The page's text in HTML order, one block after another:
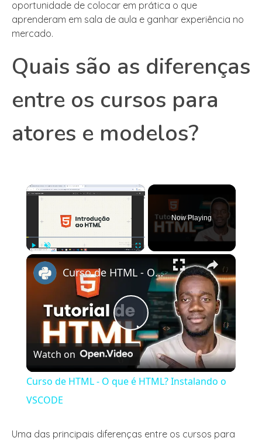
oportunidade de colocar em prática o que
aprenderam em sala de aula e ganhar experiência no
mercado.
Quais são as diferenças
entre os cursos para
atores e modelos?
×
Now Playing
×
Play
Video
Curso de HTML - O que é HTML? Instalando o VSCODE
Watch on
Curso de HTML - O que é HTML? Instalando o
VSCODE
Uma das principais diferenças entre os cursos para